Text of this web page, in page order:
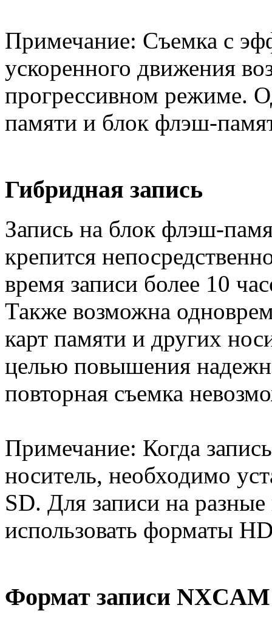
Примечание: Съемка с
ускоренного движения
прогрессивном режиме.
памяти и блок флэш-
Гибридная запись
Запись на блок флэш-
крепится
время записи более 10
Также возможна
карт памяти и других
целью повышения
повторная съемка
Примечание: Когда
носитель, необходимо
SD. Для записи на
использовать форматы
Формат записи NXCAM